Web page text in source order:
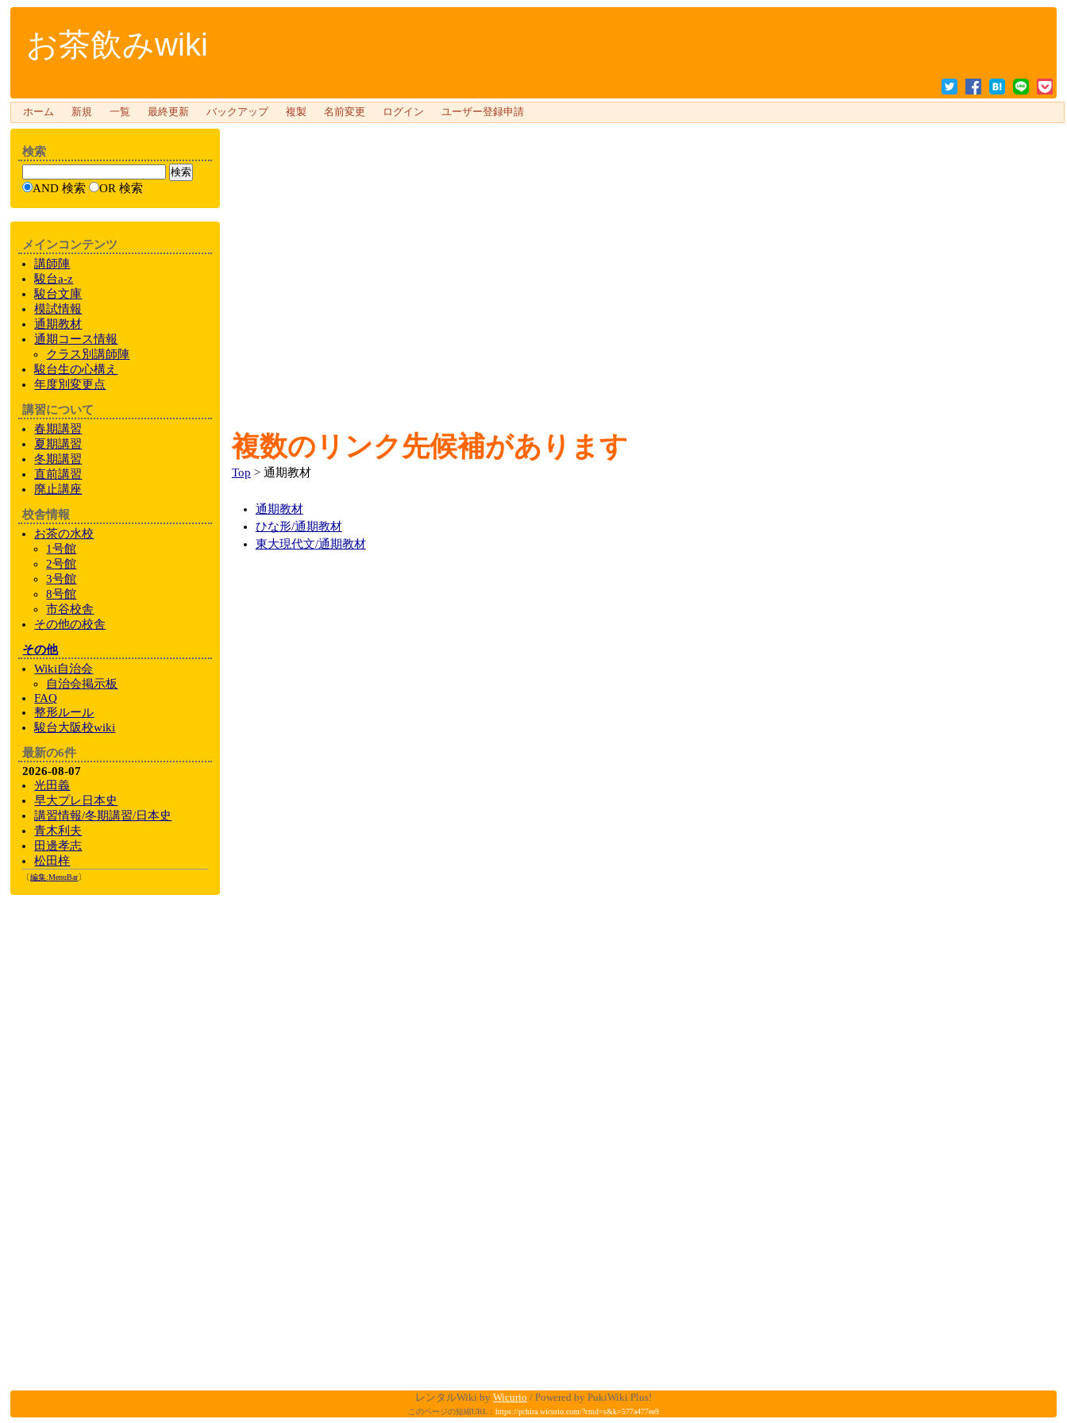
お茶飲みwiki
ホーム 新規 一覧 最終更新 バックアップ 複製 名前変更 ログイン ユーザー登録申請
複数のリンク先候補があります
Top > 通期教材
通期教材
ひな形/通期教材
東大現代文/通期教材
検索
AND 検索 OR 検索
メインコンテンツ
講師陣
駿台a-z
駿台文庫
模試情報
通期教材
通期 コース情報
クラス別講師陣
駿台生の心構え
年度別変更点
講習について
春期講習
夏期講習
冬期講習
直前講習
廃止講座
校舎情報
お茶の水校
1号館
2号館
3号館
8号館
市谷校舎
その他の校舎
その他
Wiki自治会
自治会掲示板
FAQ
整形ルール
駿台大阪校wiki
最新の6件
2026-08-07
光田義
早大プレ日本史
講習情報/冬期講習/日本史
青木利夫
田邊孝志
松田梓
〔編集:MenuBar〕
レンタルWiki by Wicurio / Powered by PukiWiki Plus!
このページの短縮URL： https://pchira.wicurio.com/?cmd=s&k=577a477ee9